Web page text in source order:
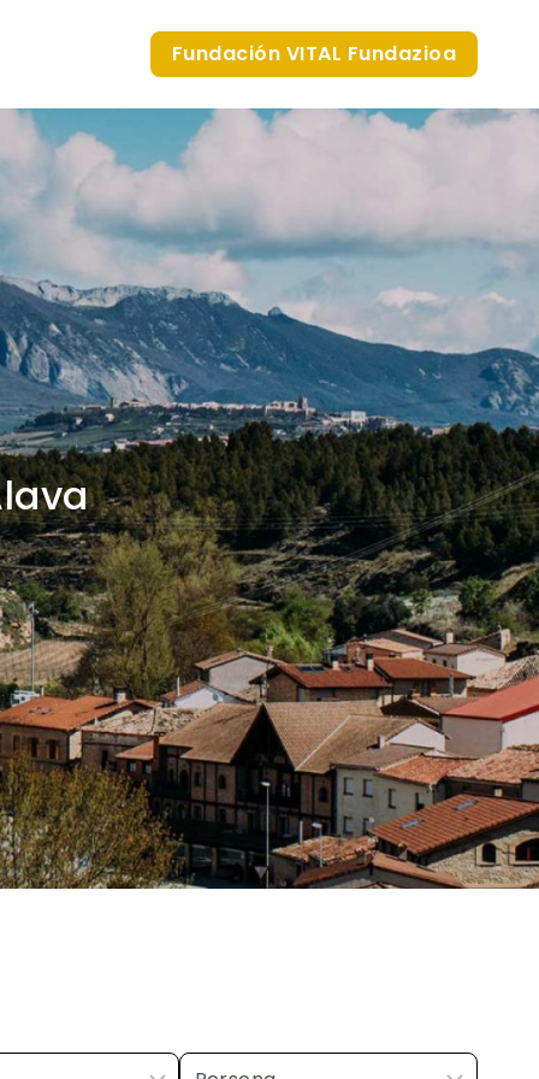
Fundación VITAL Fundazioa